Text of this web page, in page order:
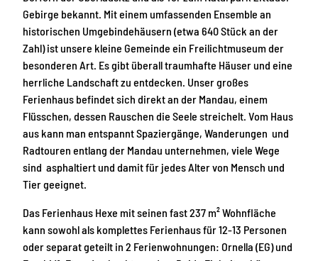
e
r
i
e
n
h
a
u
s
H
e
x
e
n
h
a
u
s
s
t
u
b
e
Gebirge bekannt. Mit einem umfassenden Ensemble an
historischen Umgebindehäusern (etwa 640 Stück an der
Zahl) ist unsere kleine Gemeinde ein Freilichtmuseum der
besonderen Art. Es gibt überall traumhafte Häuser und eine
herrliche Landschaft zu entdecken. Unser großes
Ferienhaus befindet sich direkt an der Mandau, einem
Flüsschen, dessen Rauschen die Seele streichelt. Vom Haus
aus kann man entspannt Spaziergänge, Wanderungen und
Radtouren entlang der Mandau unternehmen, viele Wege
sind asphaltiert und damit für jedes Alter von Mensch und
Tier geeignet.
Das Ferienhaus Hexe mit seinen fast 237 m² Wohnfläche
kann sowohl als komplettes Ferienhaus für 12-13 Personen
oder separat geteilt in 2 Ferienwohnungen: Ornella (EG) und